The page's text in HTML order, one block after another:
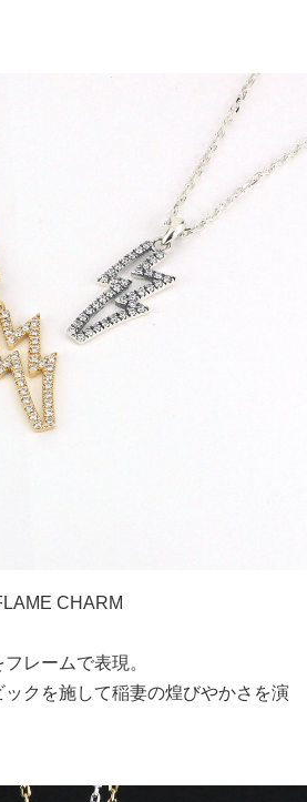
CHARM
レームで表現。
クを施して稲妻の煌びやかさを演